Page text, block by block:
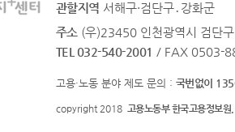
관할지역 서해구·검단구․강화군
주소 (우)23450 인천광역시 검단
TEL 032-540-2001 / FAX 0503-
고용·노동 분야 제도 문의 : 국번없이
copyright 2018 고용노동부 한국고용정보원.